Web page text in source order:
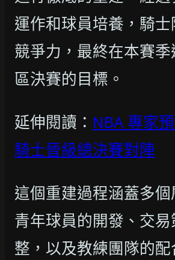
運作和球員培養，騎
競爭力，最終在本賽
區決賽的目標。
延伸閱讀： NBA 專家
騎士晉級總決賽對陣
這個重建過程涵蓋多
青年球員的開發、交
整，以及教練團隊的